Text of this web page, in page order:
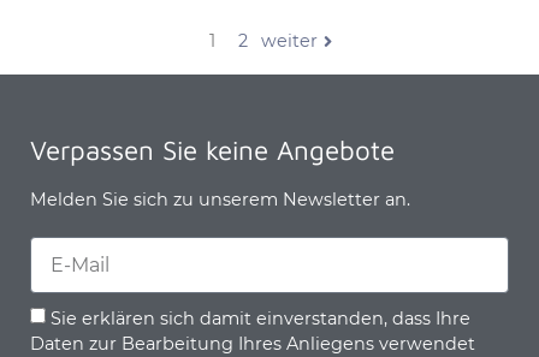
1 2 weiter
Verpassen Sie keine Angebote
Melden Sie sich zu unserem Newsletter an.
Sie erklären sich damit einverstanden, dass Ihre
Daten zur Bearbeitung Ihres Anliegens verwendet